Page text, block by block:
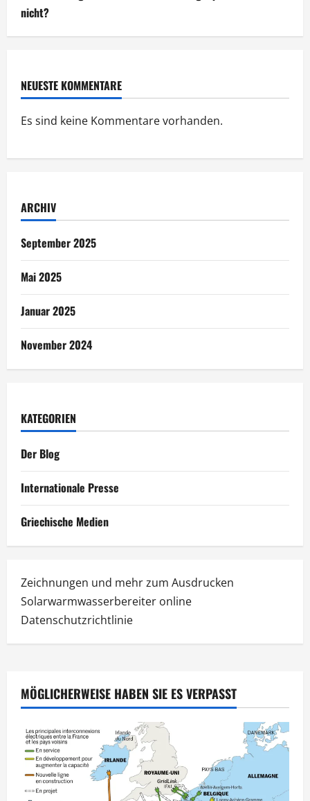
nicht?
NEUESTE KOMMENTARE
Es sind keine Kommentare vorhanden.
ARCHIV
September 2025
Mai 2025
Januar 2025
November 2024
KATEGORIEN
Der Blog
Internationale Presse
Griechische Medien
Zeichnungen und mehr zum Ausdrucken
Solarwarmwasserbereiter online
Datenschutzrichtlinie
MÖGLICHERWEISE HABEN SIE ES VERPASST